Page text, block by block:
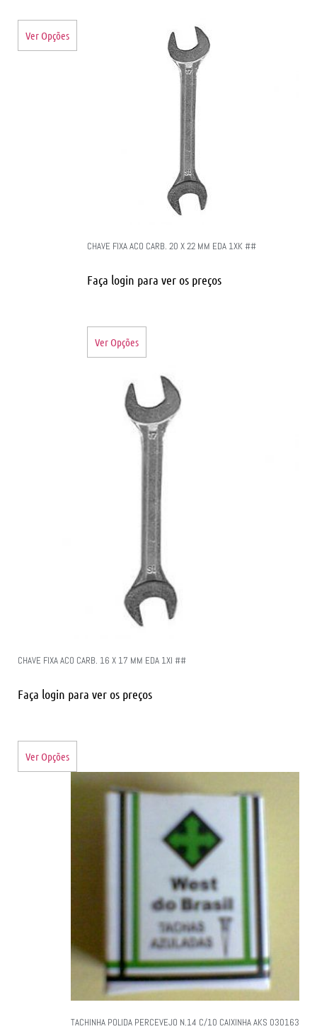
Ver Opções
CHAVE FIXA ACO CARB. 20 X 22 MM EDA 1XK ##
Faça login para ver os preços
Ver Opções
CHAVE FIXA ACO CARB. 16 X 17 MM EDA 1XI ##
Faça login para ver os preços
Ver Opções
TACHINHA POLIDA PERCEVEJO N.14 C/10 CAIXINHA AKS 030163